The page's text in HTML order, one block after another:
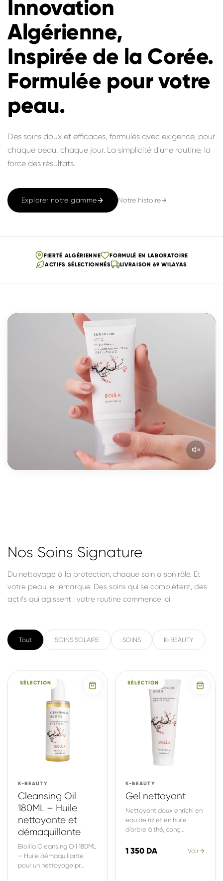
Innovation
Algérienne,
Inspirée de la Corée.
Formulée pour votre
peau.
Des soins doux et efficaces, formulés avec exigence, pour
chaque peau, chaque jour. La simplicité d'une routine, la
force des résultats.
Explorer notre gamme Notre histoire
FIERTÉ ALGÉRIENNE
FORMULÉ EN LABORATOIRE
ACTIFS SÉLECTIONNÉS
LIVRAISON 69 WILAYAS
Nos Soins Signature
Du nettoyage à la protection, chaque soin a son rôle. Et
votre peau le remarque. Des soins qui se complètent, des
actifs qui agissent : votre routine commence ici.
Tout SOINS SOLAIRE SOINS K-BEAUTY
SÉLECTION
K-BEAUTY
Cleansing Oil
180ML – Huile
nettoyante et
démaquillante
Biolila Cleansing Oil 180ML
– Huile démaquillante
pour un nettoyage pr...
SÉLECTION
K-BEAUTY
Gel nettoyant
Nettoyant doux enrichi en
eau de riz et en huile
d’arbre à thé, conç...
1 350 DA Voir